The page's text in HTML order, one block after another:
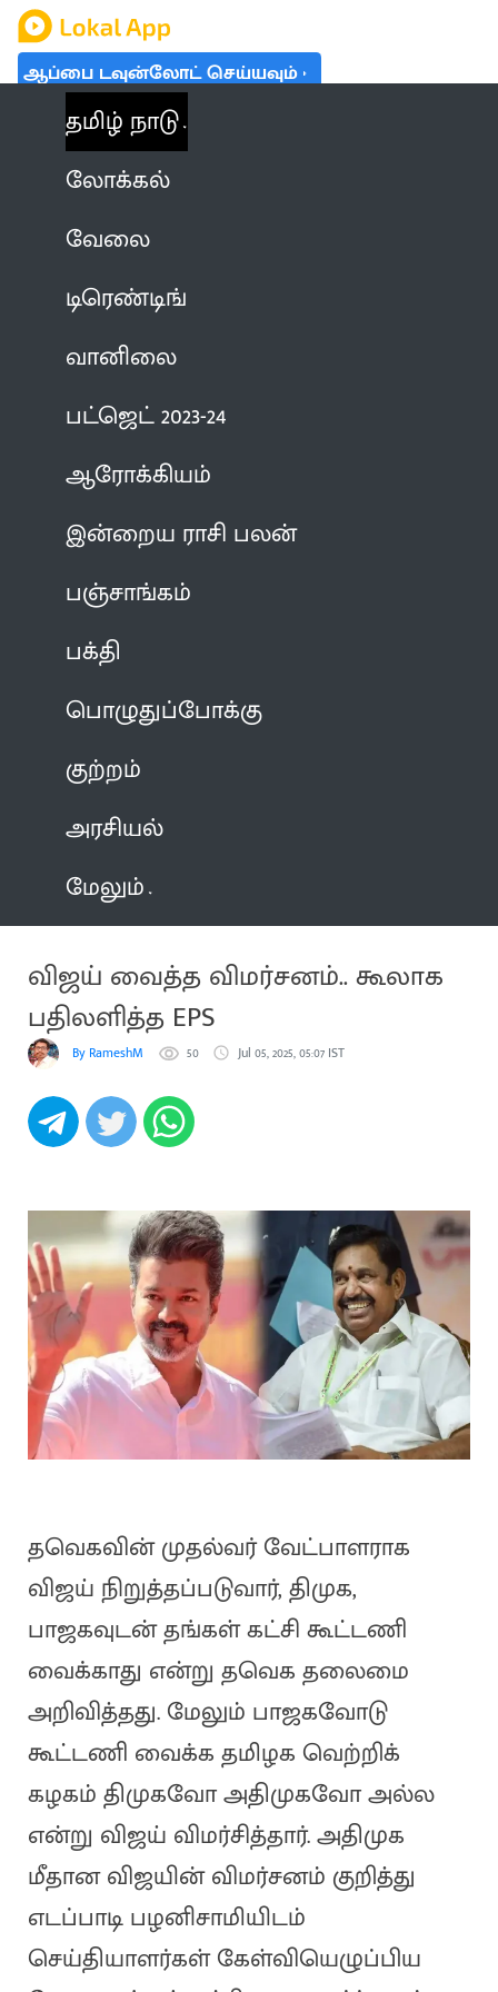
ஆப்பை டவுன்லோட் செய்யவும்
தமிழ் நாடு
லோக்கல்
வேலை
டிரெண்டிங்
வானிலை
பட்ஜெட் 2023-24
ஆரோக்கியம்
இன்றைய ராசி பலன்
பஞ்சாங்கம்
பக்தி
பொழுதுப்போக்கு
குற்றம்
அரசியல்
மேலும்
விஜய் வைத்த விமர்சனம்.. கூலாக
பதிலளித்த EPS
By RameshM 50 Jul 05, 2025, 05:07 IST
தவெகவின் முதல்வர் வேட்பாளராக
விஜய் நிறுத்தப்படுவார், திமுக,
பாஜகவுடன் தங்கள் கட்சி கூட்டணி
வைக்காது என்று தவெக தலைமை
அறிவித்தது. மேலும் பாஜகவோடு
கூட்டணி வைக்க தமிழக வெற்றிக்
கழகம் திமுகவோ அதிமுகவோ அல்ல
என்று விஜய் விமர்சித்தார். அதிமுக
மீதான விஜயின் விமர்சனம் குறித்து
எடப்பாடி பழனிசாமியிடம்
செய்தியாளர்கள் கேள்வியெழுப்பிய